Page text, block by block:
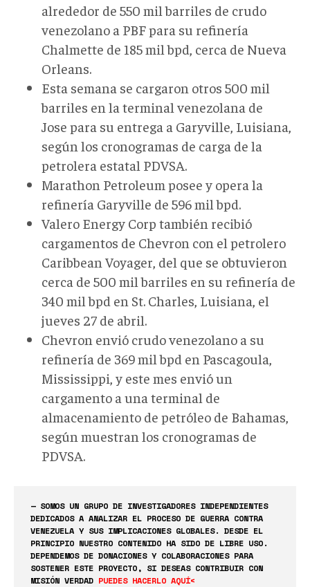
alrededor de 550 mil barriles de crudo
venezolano a PBF para su refinería
Chalmette de 185 mil bpd, cerca de Nueva
Orleans.
Esta semana se cargaron otros 500 mil
barriles en la terminal venezolana de
Jose para su entrega a Garyville, Luisiana,
según los cronogramas de carga de la
petrolera estatal PDVSA.
Marathon Petroleum posee y opera la
refinería Garyville de 596 mil bpd.
Valero Energy Corp también recibió
cargamentos de Chevron con el petrolero
Caribbean Voyager, del que se obtuvieron
cerca de 500 mil barriles en su refinería de
340 mil bpd en St. Charles, Luisiana, el
jueves 27 de abril.
Chevron envió crudo venezolano a su
refinería de 369 mil bpd en Pascagoula,
Mississippi, y este mes envió un
cargamento a una terminal de
almacenamiento de petróleo de Bahamas,
según muestran los cronogramas de
PDVSA.
— SOMOS UN GRUPO DE INVESTIGADORES INDEPENDIENTES
DEDICADOS A ANALIZAR EL PROCESO DE GUERRA CONTRA
VENEZUELA Y SUS IMPLICACIONES GLOBALES. DESDE EL
PRINCIPIO NUESTRO CONTENIDO HA SIDO DE LIBRE USO.
DEPENDEMOS DE DONACIONES Y COLABORACIONES PARA
SOSTENER ESTE PROYECTO, SI DESEAS CONTRIBUIR CON
MISIÓN VERDAD PUEDES HACERLO AQUÍ<